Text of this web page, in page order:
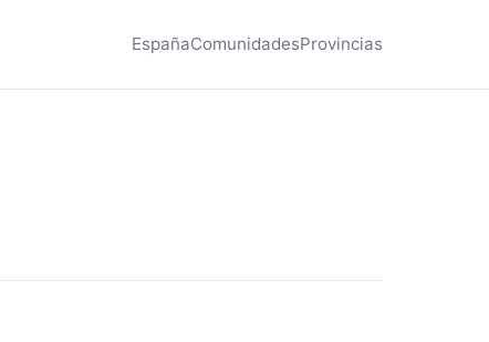
EspañaComunidadesProvincias